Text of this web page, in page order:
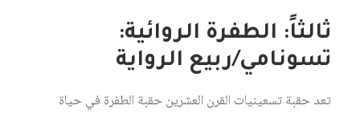
ثالثاً: الطفرة الروائية:
تسونامي/ربيع الرواية
تعد حقبة تسعينيات القرن العشرين حقبة الطفرة في حياة